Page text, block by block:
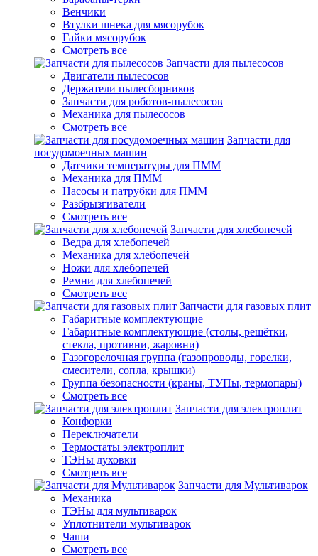
Венчики
Втулки шнека для мясорубок
Гайки мясорубок
Смотреть все
Запчасти для пылесосов
Двигатели пылесосов
Держатели пылесборников
Запчасти для роботов-пылесосов
Механика для пылесосов
Смотреть все
Запчасти для
посудомоечных машин
Датчики температуры для ПММ
Механика для ПММ
Насосы и патрубки для ПММ
Разбрызгиватели
Смотреть все
Запчасти для хлебопечей
Ведра для хлебопечей
Механика для хлебопечей
Ножи для хлебопечей
Ремни для хлебопечей
Смотреть все
Запчасти для газовых плит
Габаритные комплектующие
Габаритные комплектующие (столы, решётки,
стекла, противни, жаровни)
Газогорелочная группа (газопроводы, горелки,
смесители, сопла, крышки)
Группа безопасности (краны, ТУПы, термопары)
Смотреть все
Запчасти для электроплит
Конфорки
Переключатели
Термостаты электроплит
ТЭНы духовки
Смотреть все
Запчасти для Мультиварок
Механика
ТЭНы для мультиварок
Уплотнители мультиварок
Чаши
Смотреть все